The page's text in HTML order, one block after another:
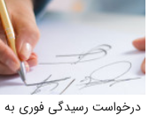
درخواست رسیدگی فوری به